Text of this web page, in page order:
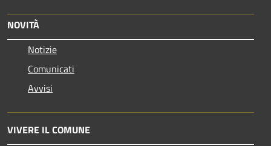
NOVITÀ
Notizie
Comunicati
Avvisi
VIVERE IL COMUNE